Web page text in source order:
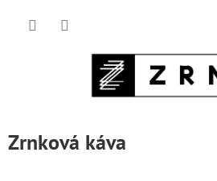
Zrnková káva